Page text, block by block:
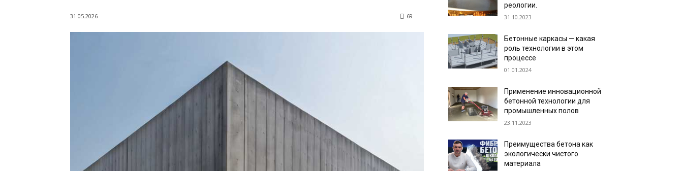
31.05.2026 69
реологии.
31.10.2023
Бетонные каркасы — какая
роль технологии в этом
процессе
01.01.2024
Применение инновационной
бетонной технологии для
промышленных полов
23.11.2023
Преимущества бетона как
экологически чистого
материала